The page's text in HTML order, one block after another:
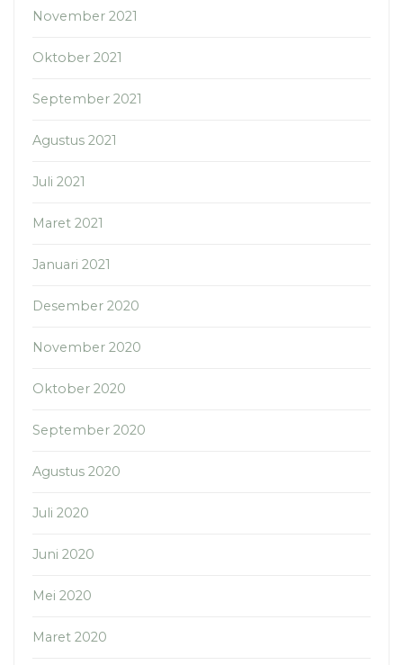
November 2021
Oktober 2021
September 2021
Agustus 2021
Juli 2021
Maret 2021
Januari 2021
Desember 2020
November 2020
Oktober 2020
September 2020
Agustus 2020
Juli 2020
Juni 2020
Mei 2020
Maret 2020